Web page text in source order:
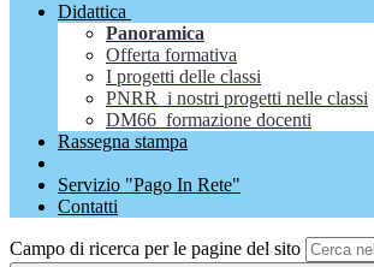
Didattica
Panoramica
Offerta formativa
I progetti delle classi
PNRR_i nostri progetti nelle classi
DM66_formazione docenti
Rassegna stampa
Servizio "Pago In Rete"
Contatti
Campo di ricerca per le pagine del sito